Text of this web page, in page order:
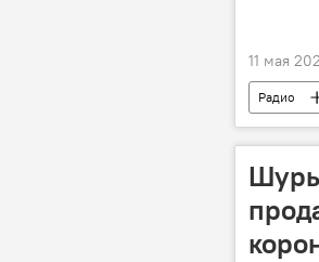
11 мая
Радио